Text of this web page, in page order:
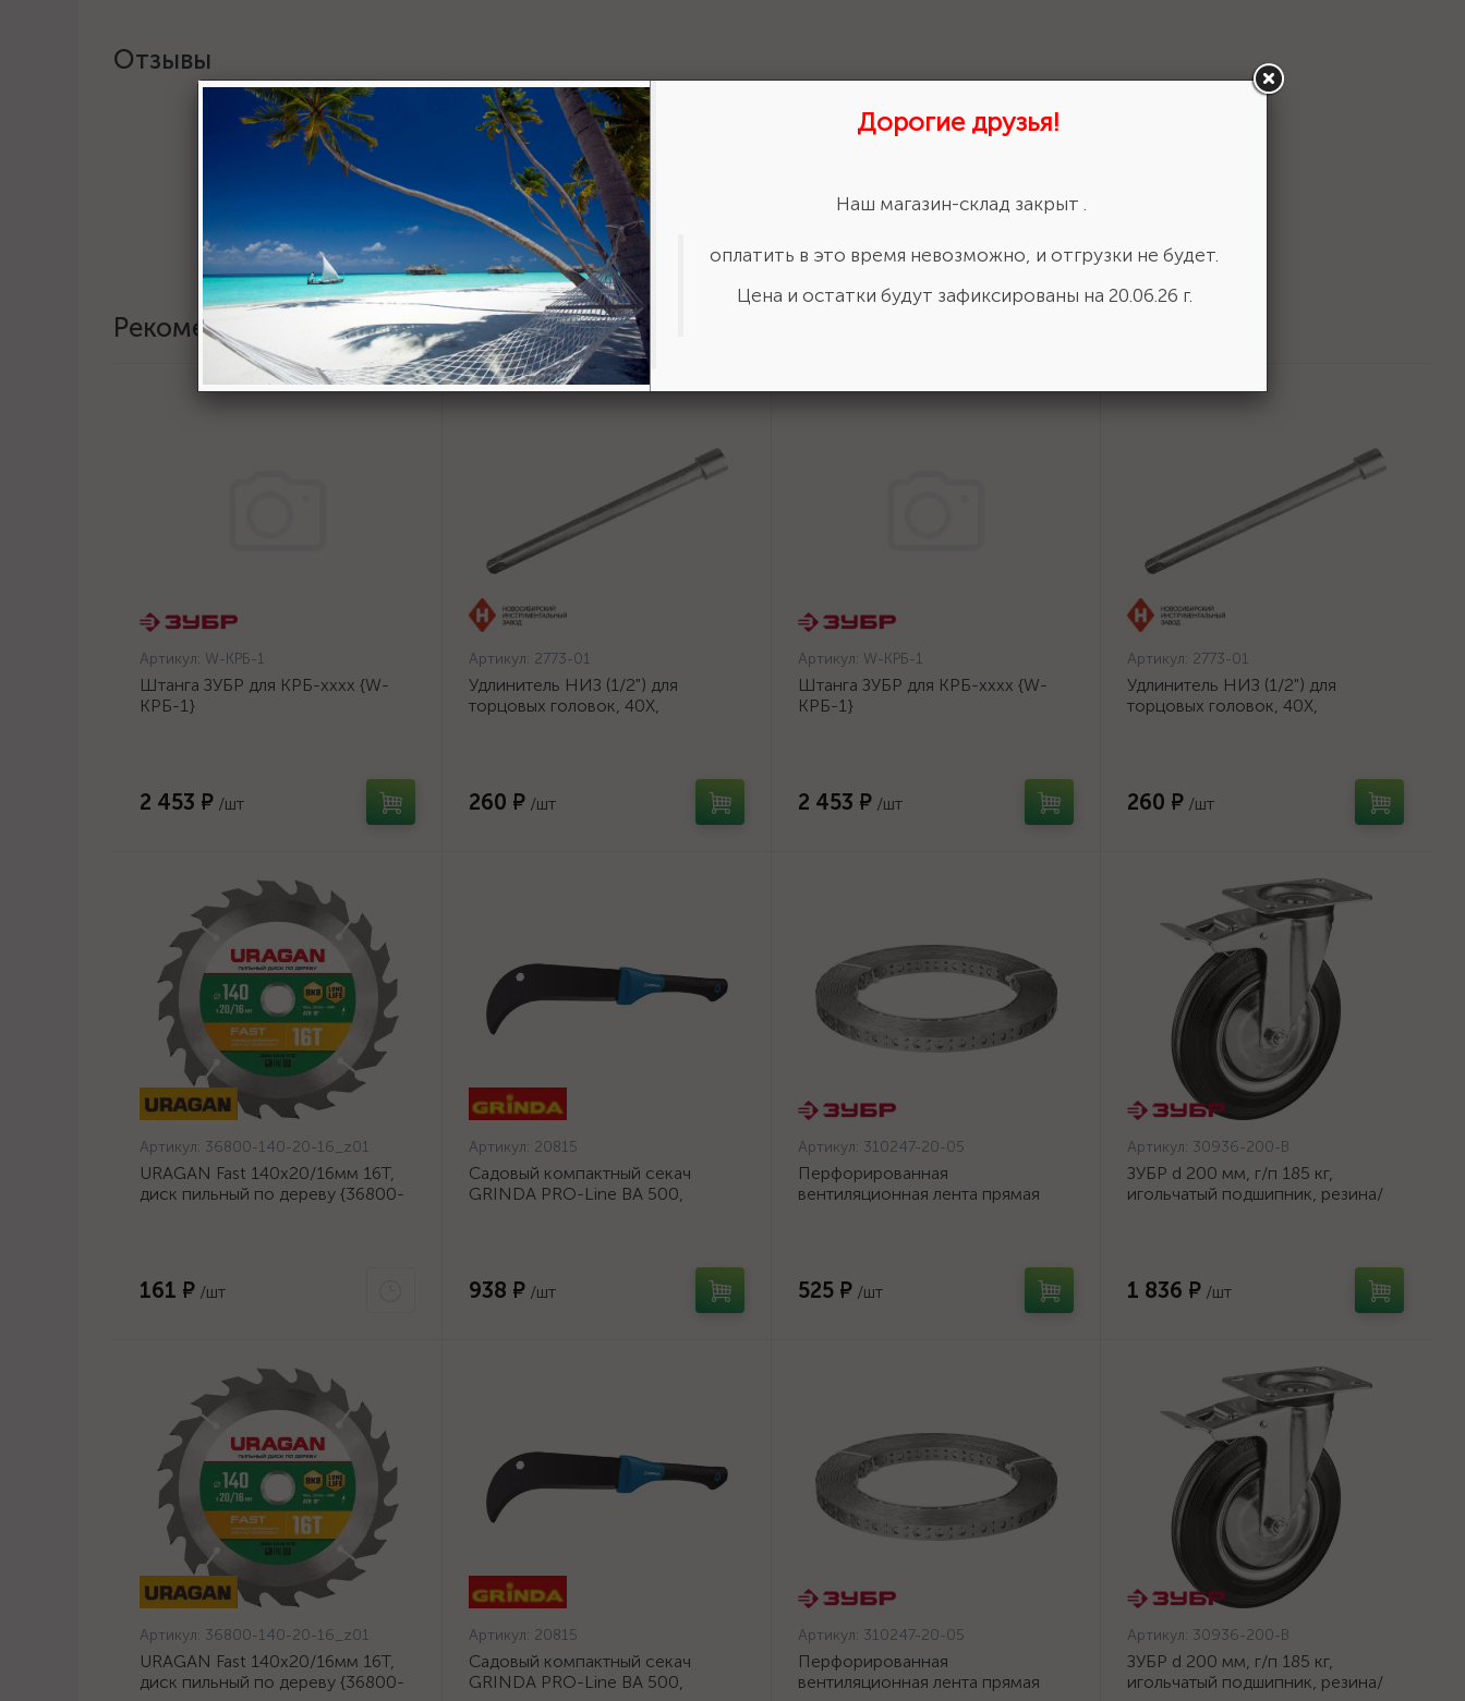
Отзывы
Хотите оставить отзыв?
Поставьте свою оценку!
Рекомендации
Артикул: W-КРБ-1
Штанга ЗУБР для КРБ-хххх {W-
КРБ-1}
2 453 ₽ /шт
Артикул: 2773-01
Удлинитель НИЗ (1/2") для
торцовых головок, 40Х,
260 ₽ /шт
Артикул: W-КРБ-1
Штанга ЗУБР для КРБ-хххх {W-
КРБ-1}
2 453 ₽ /шт
Артикул: 2773-01
Удлинитель НИЗ (1/2") для
торцовых головок, 40Х,
260 ₽ /шт
Артикул: 36800-140-20-16_z01
URAGAN Fast 140x20/16мм 16Т,
диск пильный по дереву {36800-
161 ₽ /шт
Артикул: 20815
Садовый компактный секач
GRINDA PRO-Line BA 500,
938 ₽ /шт
Артикул: 310247-20-05
Перфорированная
вентиляционная лента прямая
525 ₽ /шт
Артикул: 30936-200-B
ЗУБР d 200 мм, г/п 185 кг,
игольчатый подшипник, резина/
1 836 ₽ /шт
Артикул: 36800-140-20-16_z01
URAGAN Fast 140x20/16мм 16Т,
диск пильный по дереву {36800-
Артикул: 20815
Садовый компактный секач
GRINDA PRO-Line BA 500,
Артикул: 310247-20-05
Перфорированная
вентиляционная лента прямая
Артикул: 30936-200-B
ЗУБР d 200 мм, г/п 185 кг,
игольчатый подшипник, резина/
Дорогие друзья!
Наш магазин-склад закрыт .
оплатить в это время невозможно, и отгрузки не будет.
Цена и остатки будут зафиксированы на 20.06.26 г.